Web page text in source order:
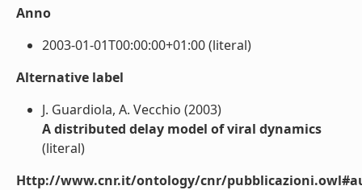
Anno
2003-01-01T00:00:00+01:00 (literal)
Alternative label
J. Guardiola, A. Vecchio (2003)
A distributed delay model of viral dynamics
(literal)
Http://www.cnr.it/ontology/cnr/